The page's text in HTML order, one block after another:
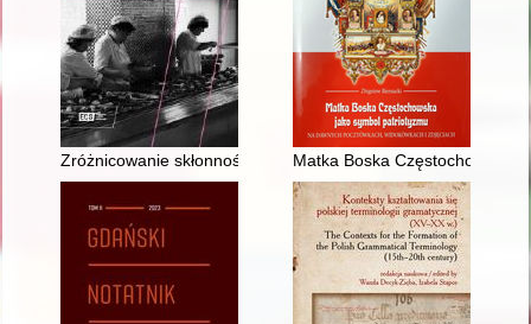
Zróżnicowanie skłonności alkoholowych w elitach władzy PRL
Matka Boska Częstochowska